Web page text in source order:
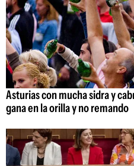
Asturias con mucha sidra y
gana en la orilla y no remando